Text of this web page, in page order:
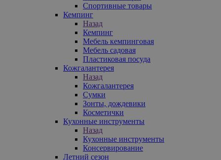
Спортивные товары
Кемпинг
Назад
Кемпинг
Мебель кемпинговая
Мебель садовая
Пластиковая посуда
Кожгалантерея
Назад
Кожгалантерея
Сумки
Зонты, дождевики
Косметички
Кухонные инструменты
Назад
Кухонные инструменты
Консервирование
Летний сезон